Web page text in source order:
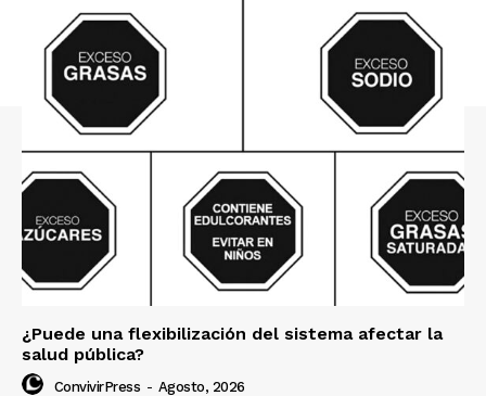
¿Puede una flexibilización del sistema afectar la
salud pública?
ConvivirPress - Agosto, 2026